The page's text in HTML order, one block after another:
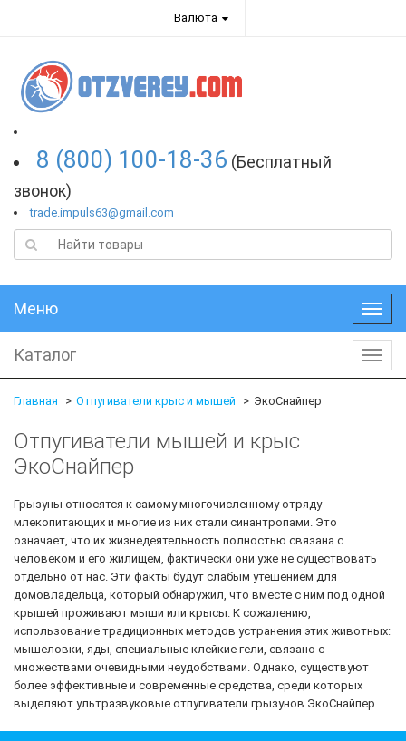
Валюта
8 (800) 100-18-36 (Бесплатный
звонок)
trade.impuls63@gmail.com
Меню
Меню
Каталог
Главная Отпугиватели крыс и мышей ЭкоСнайпер
Отпугиватели мышей и крыс
ЭкоСнайпер
Грызуны относятся к самому многочисленному отряду
млекопитающих и многие из них стали синантропами. Это
означает, что их жизнедеятельность полностью связана с
человеком и его жилищем, фактически они уже не существовать
отдельно от нас. Эти факты будут слабым утешением для
домовладельца, который обнаружил, что вместе с ним под одной
крышей проживают мыши или крысы. К сожалению,
использование традиционных методов устранения этих животных:
мышеловки, яды, специальные клейкие гели, связано с
множествами очевидными неудобствами. Однако, существуют
более эффективные и современные средства, среди которых
выделяют ультразвуковые отпугиватели грызунов ЭкоСнайпер.